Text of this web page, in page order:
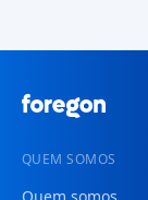
QUEM SOMOS
Quem somos